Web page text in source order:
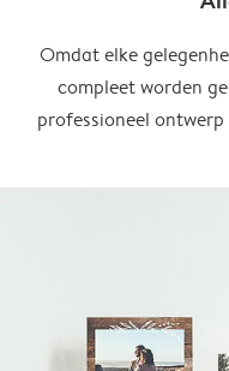
Omdat elke
compleet worden
professioneel